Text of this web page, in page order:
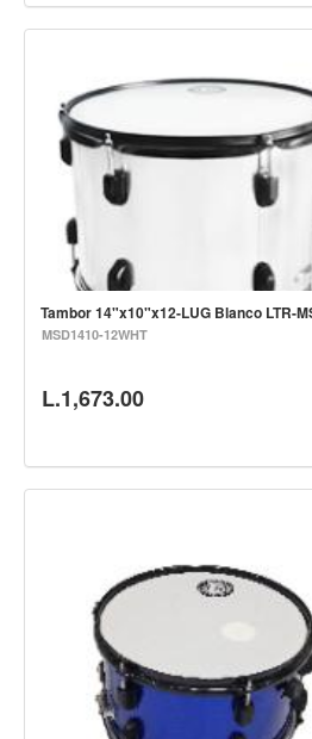
Clarinete
Cornetas y cornos
Flauta y pitos
Melodica
Saxofon
Trompeta
Tuba
Cañuelas
Accesorios
Percusión
Panderos
Percusión Latina
Tambor 14"x10"x12-LUG Blanco LTR-
MSD1410-12WHT
L.1,673.00